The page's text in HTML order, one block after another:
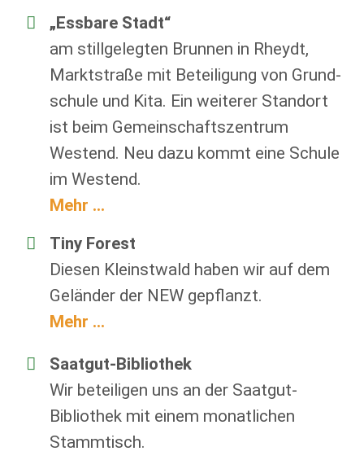
„Essbare Stadt“
am stillgelegten Brunnen in Rheydt,
Marktstraße mit Beteiligung von Grund­
schule und Kita. Ein weiterer Standort
ist beim Ge­mein­schafts­zen­trum
Westend. Neu dazu kommt eine Schule
im Westend.
Mehr ...
Tiny Forest
Diesen Kleinstwald haben wir auf dem
Geländer der NEW gepflanzt.
Mehr ...
Saatgut-Bibliothek
Wir beteiligen uns an der Saatgut-
Bibliothek mit einem monatlichen
Stammtisch.